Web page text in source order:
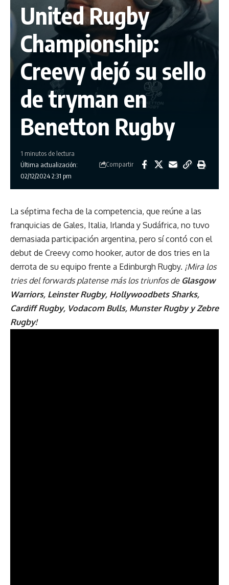
United Rugby
Championship:
Creevy dejó su sello
de tryman en
Benetton Rugby
Última actualización:
02/12/2024 2:31 pm
1 minutos de lectura
Compartir
La séptima fecha de la competencia, que reúne a las
franquicias de Gales, Italia, Irlanda y Sudáfrica, no tuvo
demasiada participación argentina, pero sí contó con el
debut de Creevy como hooker, autor de dos tries en la
derrota de su equipo frente a Edinburgh Rugby. ¡Mira los
tries del forwards platense más los triunfos deGlasgow
Warriors, Leinster Rugby, Hollywoodbets Sharks,
Cardiff Rugby, Vodacom Bulls, Munster Rugby y Zebre
Rugby!